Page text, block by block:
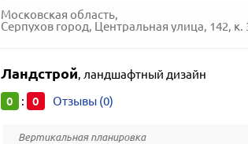
Московская область,
Серпухов город, Центральная улица, 142, к.
Ландстрой, ландшафтный дизайн
0 : 0 Отзывы (0)
Вертикальная планировка